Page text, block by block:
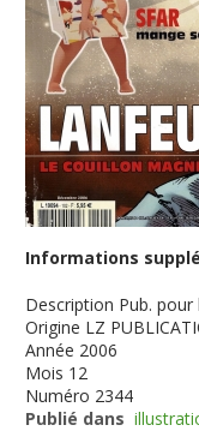
Informations
Description Pub.
Origine LZ
Année 2006
Mois 12
Numéro 2344
Publié dans